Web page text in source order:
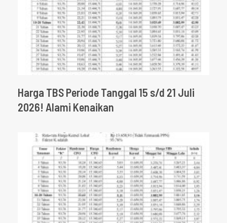
Harga TBS Periode Tanggal 15 s/d 21 Juli
2026! Alami Kenaikan